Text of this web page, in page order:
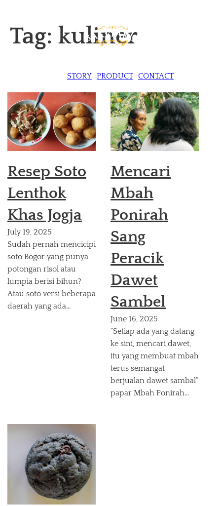
STORY PRODUCT CONTACT
Tag: kuliner
Resep Soto
Lenthok
Khas Jogja
July 19, 2025
Sudah pernah mencicipi
soto Bogor yang punya
potongan risol atau
lumpia berisi bihun?
Atau soto versi beberapa
daerah yang ada…
Mencari
Mbah
Ponirah
Sang
Peracik
Dawet
Sambel
June 16, 2025
“Setiap ada yang datang
ke sini, mencari dawet,
itu yang membuat mbah
terus semangat
berjualan dawet sambal”
papar Mbah Ponirah…